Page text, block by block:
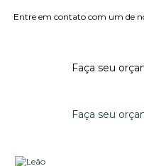
Entre em contato com um de
Faça seu
Faça seu